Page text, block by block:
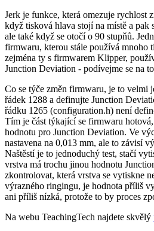
Jerk je funkce, která omezuje rychlost
když tisková hlava stojí na místě a pak
ale také když se otočí o 90 stupňů.
firmwaru, kterou stále používá mnoho
zejména ty s firmwarem Klipper,
Junction Deviation - podívejme se na
Co se týče změn firmwaru, je to velmi
řádek 1288 a definujte Junction
řádku 1265 (configuration.h) není
Tím je část týkající se firmwaru
hodnotu pro Junction Deviation. Ve
nastavena na 0,013 mm, ale to závisí
Naštěstí je to jednoduchý test, stačí
vrstva má trochu jinou hodnotu
zkontrolovat, která vrstva se vytiskne
výrazného ringingu, je hodnota příliš
ani příliš nízká, protože to by proces
Na webu TeachingTech najdete skvělý